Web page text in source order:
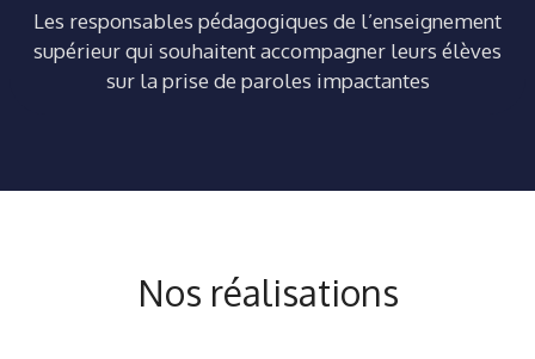
Les responsables pédagogiques de l’enseignement
supérieur qui souhaitent accompagner leurs élèves
sur la prise de paroles impactantes
Nos réalisations